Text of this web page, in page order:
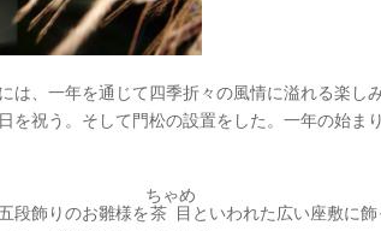
、一年を通じて四季折々の風情に溢れる楽し
を祝う。そして門松の設置をした。一年の始ま
段飾りのお雛様を茶目
ちゃめ
といわれた広い座敷に